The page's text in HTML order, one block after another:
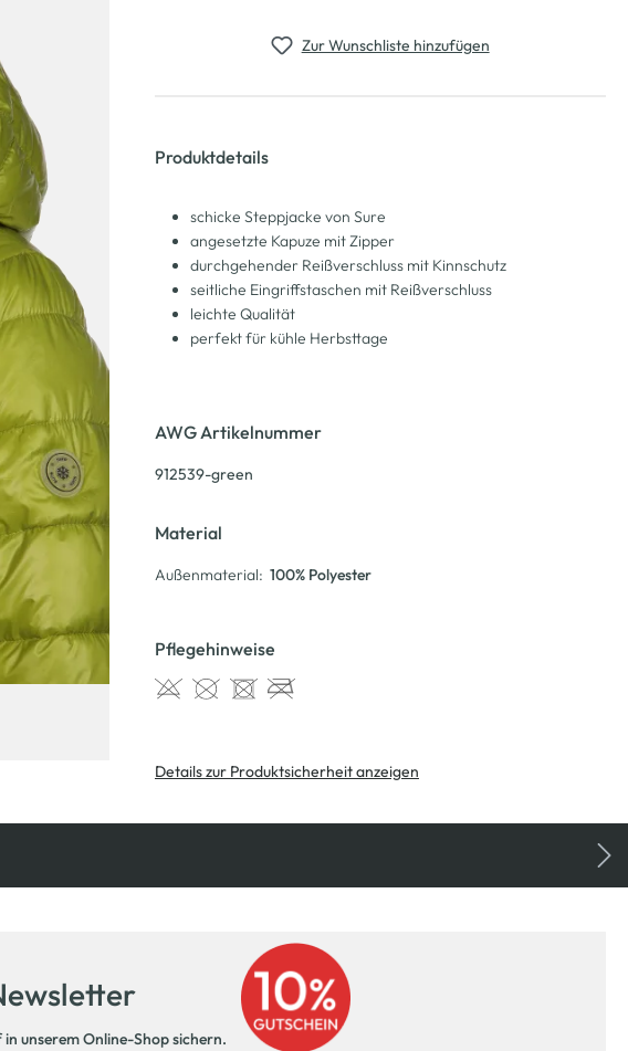
Zur Wunschliste hinzufügen
Produktdetails
schicke Steppjacke von Sure
angesetzte Kapuze mit Zipper
durchgehender Reißverschluss mit Kinnschutz
seitliche Eingriffstaschen mit Reißverschluss
leichte Qualität
perfekt für kühle Herbsttage
AWG Artikelnummer
912539-green
Material
Außenmaterial: 100% Polyester
Pflegehinweise
Details zur Produktsicherheit anzeigen
unserem Online-Shop sichern.